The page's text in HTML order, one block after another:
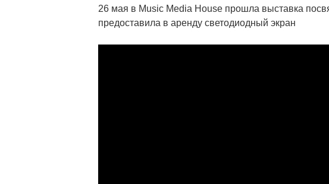
26 мая в Music Media House прошла выставка
предоставила в аренду светодиодный экран